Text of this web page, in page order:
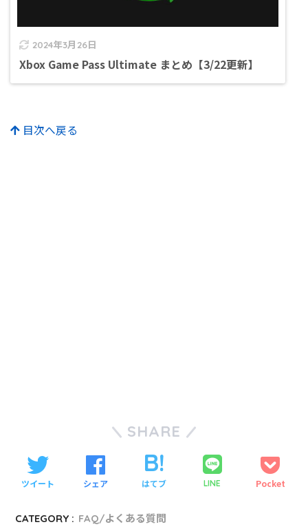
2024年3月26日
Xbox Game Pass Ultimate まとめ【3/22更新】
目次へ戻る
SHARE
ツイート シェア はてブ LINE Pocket
CATEGORY : FAQ/よくある質問